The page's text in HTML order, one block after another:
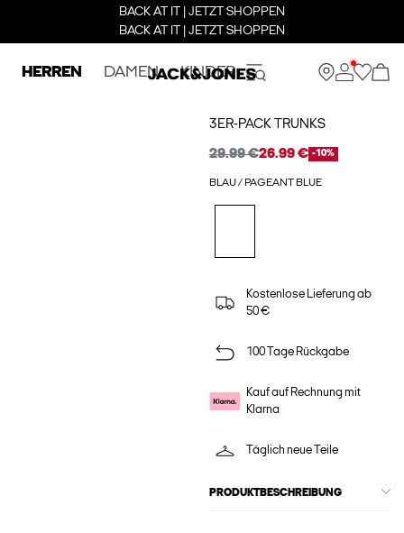
BACK AT IT | JETZT SHOPPEN
BACK AT IT | JETZT SHOPPEN
HERREN DAMEN KINDER
3ER-PACK TRUNKS
29.99 €26.99 € -10%
BLAU / PAGEANT BLUE
Kostenlose Lieferung ab
50 €
100 Tage Rückgabe
Kauf auf Rechnung mit
Klarna
Täglich neue Teile
PRODUKTBESCHREIBUNG